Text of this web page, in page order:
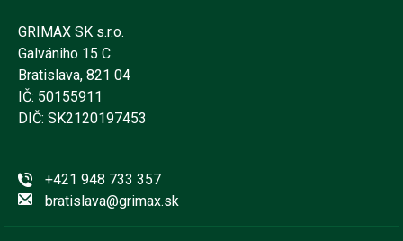
GRIMAX SK s.r.o.
Galvániho 15 C
Bratislava, 821 04
IČ: 50155911
DIČ: SK2120197453
+421 948 733 357
bratislava@grimax.sk